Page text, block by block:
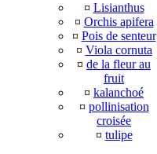
¤ Lisianthus
¤ Orchis apifera
¤ Pois de senteur
¤ Viola cornuta
¤ de la fleur au
fruit
¤ kalanchoé
¤ pollinisation
croisée
¤ tulipe